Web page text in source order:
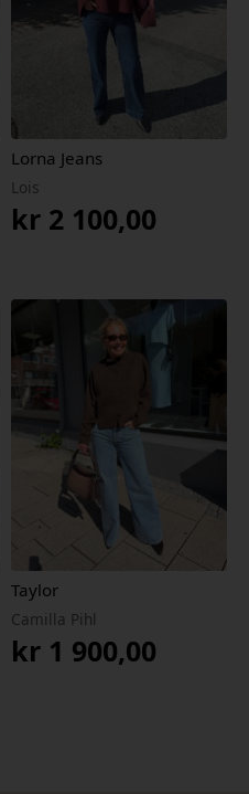
Lorna Jeans
Lois
kr2 100,00
Taylor
Camilla Pihl
kr1 900,00